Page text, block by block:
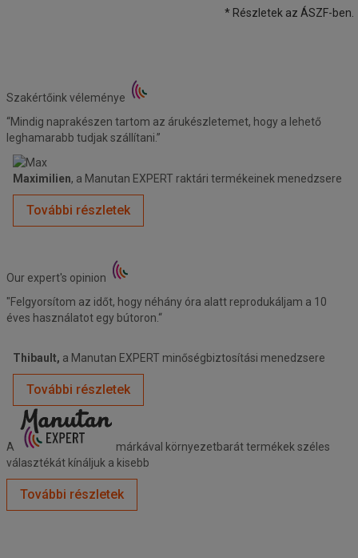
* Részletek az ÁSZF-ben.
Szakértőink véleménye
“Mindig naprakészen tartom az árukészletemet, hogy a lehető
leghamarabb tudjak szállítani.”
Maximilien, a Manutan EXPERT raktári termékeinek menedzsere
További részletek
Our expert's opinion
"Felgyorsítom az időt, hogy néhány óra alatt reprodukáljam a 10
éves használatot egy bútoron.“
Thibault, a Manutan EXPERT minőségbiztosítási menedzsere
További részletek
A márkával környezetbaráttermékek széles
választékát kínáljuk a kisebb
További részletek